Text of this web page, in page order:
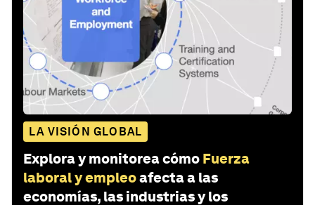
LA VISIÓN GLOBAL
Explora y monitorea cómo Fuerza
laboral y empleoafecta a las
economías, las industrias y los